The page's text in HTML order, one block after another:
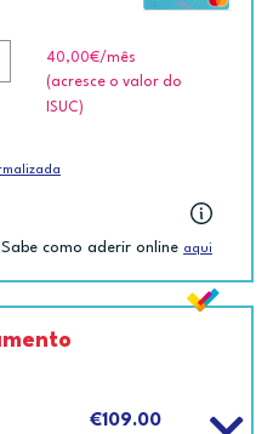
40,00€/mês
(acresce o valor do
ISUC)
como aderir online aqui
€109.00